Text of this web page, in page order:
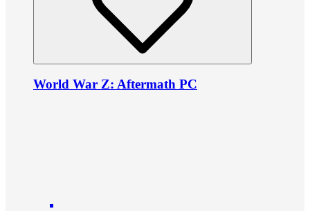
World War Z: Aftermath PC